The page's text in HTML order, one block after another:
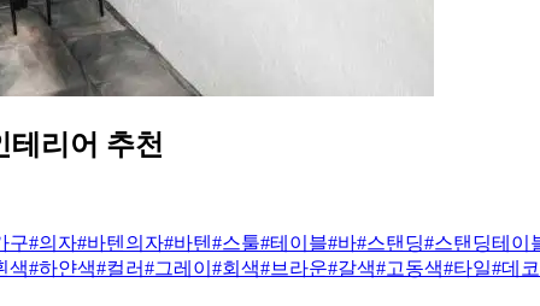
테리어 추천
구#의자#바텐의자#바텐 #스툴#테이블#바#스탠딩#스탠딩테이
색#하얀색#컬러#그레이 #회색#브라운#갈색#고동색#타일#데